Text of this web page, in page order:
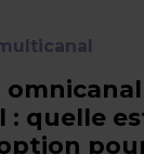
: quelle